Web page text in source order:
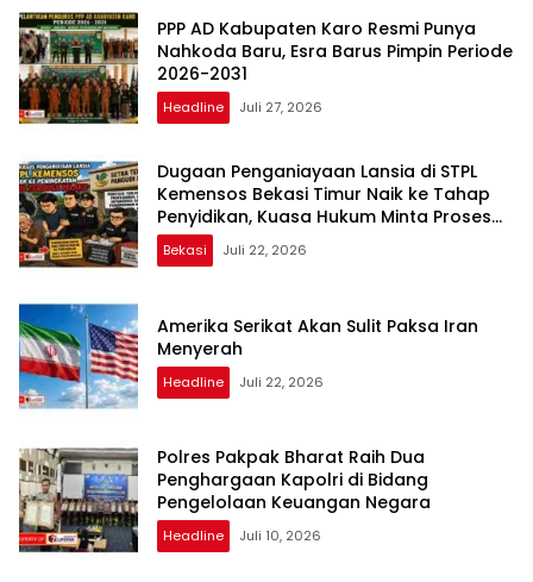
PPP AD Kabupaten Karo Resmi Punya
Nahkoda Baru, Esra Barus Pimpin Periode
2026-2031
Headline Juli 27, 2026
Dugaan Penganiayaan Lansia di STPL
Kemensos Bekasi Timur Naik ke Tahap
Penyidikan, Kuasa Hukum Minta Proses
Transparan dan Bebas Intervensi
Bekasi Juli 22, 2026
Amerika Serikat Akan Sulit Paksa Iran
Menyerah
Headline Juli 22, 2026
Polres Pakpak Bharat Raih Dua
Penghargaan Kapolri di Bidang
Pengelolaan Keuangan Negara
Headline Juli 10, 2026